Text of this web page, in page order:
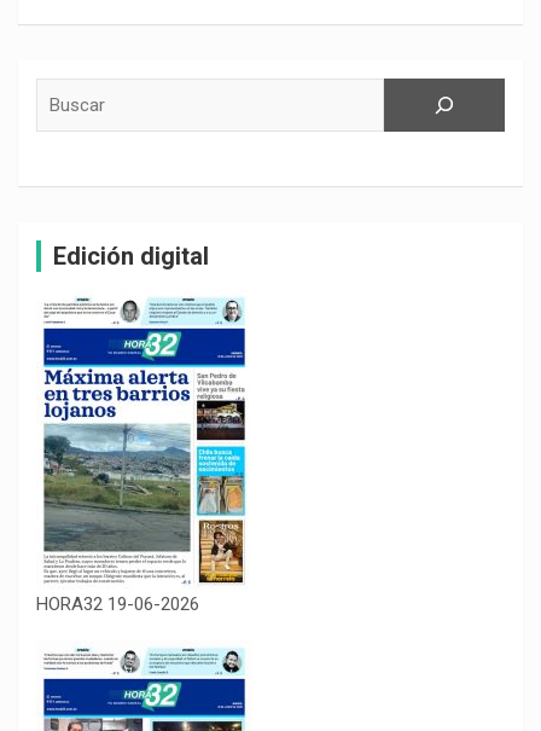
Edición digital
HORA32 19-06-2026